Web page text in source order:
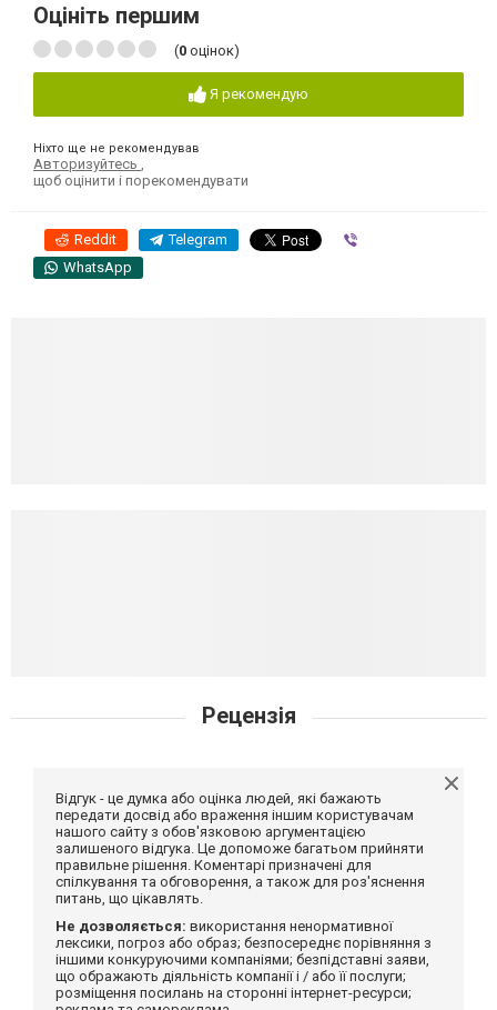
Оцініть першим
(0 оцінок)
Я рекомендую
Ніхто ще не рекомендував
Авторизуйтесь ,
щоб оцінити і порекомендувати
Reddit Telegram
WhatsApp
Рецензія
Відгук - це думка або оцінка людей, які бажають
передати досвід або враження іншим користувачам
нашого сайту з обов'язковою аргументацією
залишеного відгука. Це допоможе багатьом прийняти
правильне рішення. Коментарі призначені для
спілкування та обговорення, а також для роз'яснення
питань, що цікавлять.
Не дозволяється: використання ненормативної
лексики, погроз або образ; безпосереднє порівняння з
іншими конкуруючими компаніями; безпідставні заяви,
що ображають діяльність компанії і / або її послуги;
розміщення посилань на сторонні інтернет-ресурси;